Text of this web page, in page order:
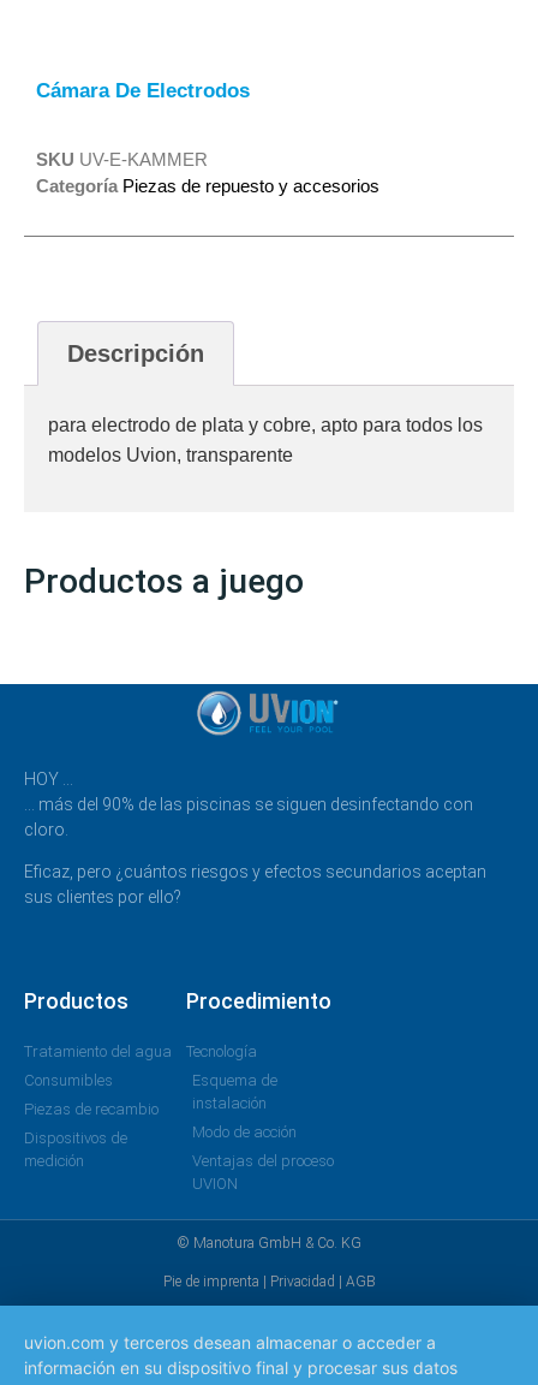
Productos a juego
Cámara De Electrodos
SKU UV-E-KAMMER
Categoría Piezas de repuesto y accesorios
Descripción
para electrodo de plata y cobre, apto para todos los
modelos Uvion, transparente
HOY …
… más del 90% de las piscinas se siguen desinfectando con
cloro.
Eficaz, pero ¿cuántos riesgos y efectos secundarios aceptan
sus clientes por ello?
Productos
Tratamiento del agua
Consumibles
Piezas de recambio
Dispositivos de
medición
Procedimiento
Tecnología
Esquema de
instalación
Modo de acción
Ventajas del proceso
UVION
© Manotura GmbH & Co. KG
Pie de imprenta Privacidad AGB
uvion.com y terceros desean almacenar o acceder a
información en su dispositivo final y procesar sus datos